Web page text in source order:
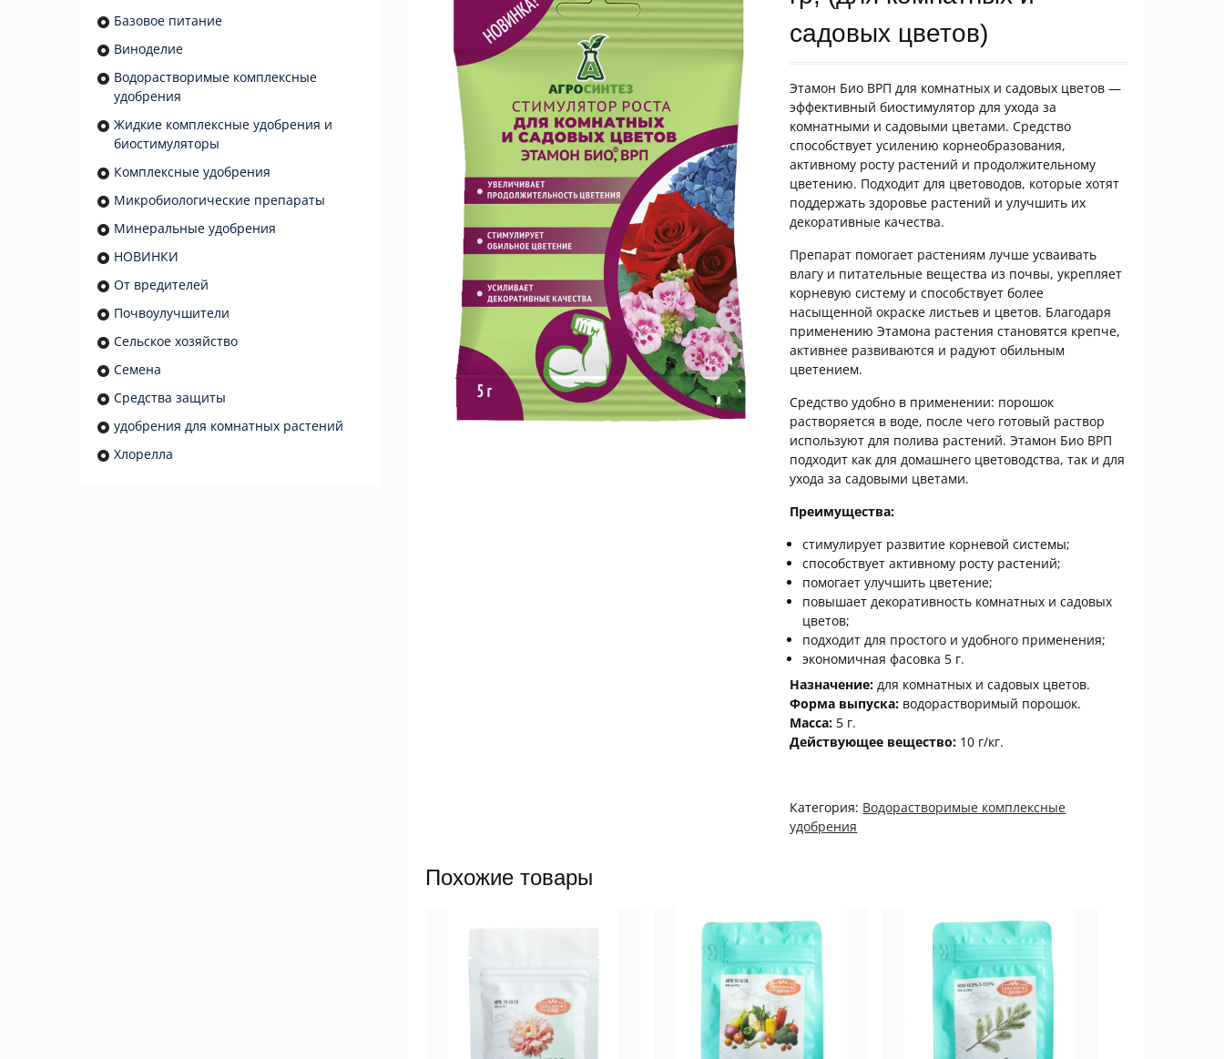
садовых цветов)
Этамон Био ВРП для комнатных и садовых цветов —
эффективный биостимулятор для ухода за
комнатными и садовыми цветами. Средство
способствует усилению корнеобразования,
активному росту растений и продолжительному
цветению. Подходит для цветоводов, которые хотят
поддержать здоровье растений и улучшить их
декоративные качества.
Препарат помогает растениям лучше усваивать
влагу и питательные вещества из почвы, укрепляет
корневую систему и способствует более
насыщенной окраске листьев и цветов. Благодаря
применению Этамона растения становятся крепче,
активнее развиваются и радуют обильным
цветением.
Средство удобно в применении: порошок
растворяется в воде, после чего готовый раствор
используют для полива растений. Этамон Био ВРП
подходит как для домашнего цветоводства, так и для
ухода за садовыми цветами.
Преимущества:
стимулирует развитие корневой системы;
способствует активному росту растений;
помогает улучшить цветение;
повышает декоративность комнатных и садовых
цветов;
подходит для простого и удобного применения;
экономичная фасовка 5 г.
Назначение: для комнатных и садовых цветов.
Форма выпуска: водорастворимый порошок.
Масса: 5 г.
Действующее вещество: 10 г/кг.
Категория: Водорастворимые комплексные
удобрения
Похожие товары
Базовое питание
Виноделие
Водорастворимые комплексные
удобрения
Жидкие комплексные удобрения и
биостимуляторы
Комплексные удобрения
Микробиологические препараты
Минеральные удобрения
НОВИНКИ
От вредителей
Почвоулучшители
Сельское хозяйство
Семена
Средства защиты
удобрения для комнатных растений
Хлорелла